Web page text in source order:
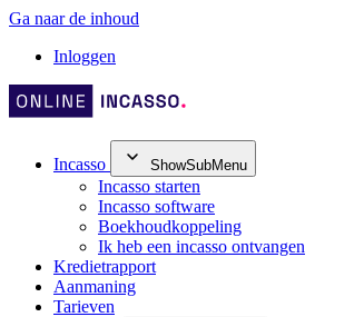
Ga naar de inhoud
Inloggen
Incasso ShowSubMenu
Incasso starten
Incasso software
Boekhoudkoppeling
Ik heb een incasso ontvangen
Kredietrapport
Aanmaning
Tarieven